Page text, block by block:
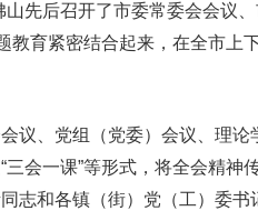
先后召开了市委常委会会议
教育紧密结合起来，在全市上
、党组（党委）会议、理论
会一课”等形式，将全会精神
志和各镇（街）党（工）委书